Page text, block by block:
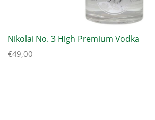
Nikolai No. 3 High Premium Vodka
€49,00